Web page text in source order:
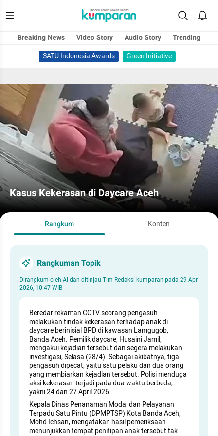
Breaking News Video Story Audio Story
Trending
SATU Indonesia Awards
Green Initiative
Kasus Kekerasan di Daycare Aceh
Rangkum Konten
Rangkuman Topik
Dirangkum oleh AI dan ditinjau Tim Redaksi kumparan pada 29 Apr
2026, 10:47 WIB
Beredar rekaman CCTV seorang pengasuh
melakukan tindak kekerasan terhadap anak di
daycare berinisial BPD di kawasan Lamgugob,
Banda Aceh. Pemilik daycare, Husaini Jamil,
mengakui kejadian tersebut dan segera melakukan
investigasi, Selasa (28/4). Sebagai akibatnya, tiga
pengasuh dipecat, yaitu satu pelaku dan dua orang
yang membiarkan kejadian tersebut. Polisi menduga
aksi kekerasan terjadi pada dua waktu berbeda,
yakni 24 dan 27 April 2026.
Kepala Dinas Penanaman Modal dan Pelayanan
Terpadu Satu Pintu (DPMPTSP) Kota Banda Aceh,
Mohd Ichsan, mengatakan hasil pemeriksaan
menunjukkan tempat penitipan anak tersebut tak